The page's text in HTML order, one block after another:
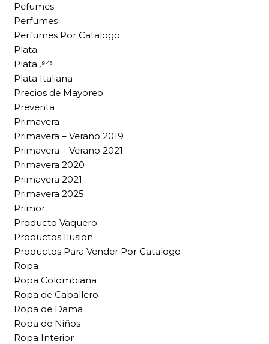
Pefumes
Perfumes
Perfumes Por Catalogo
Plata
Plata .⁹²⁵
Plata Italiana
Precios de Mayoreo
Preventa
Primavera
Primavera – Verano 2019
Primavera – Verano 2021
Primavera 2020
Primavera 2021
Primavera 2025
Primor
Producto Vaquero
Productos Ilusion
Productos Para Vender Por Catalogo
Ropa
Ropa Colombiana
Ropa de Caballero
Ropa de Dama
Ropa de Niños
Ropa Interior